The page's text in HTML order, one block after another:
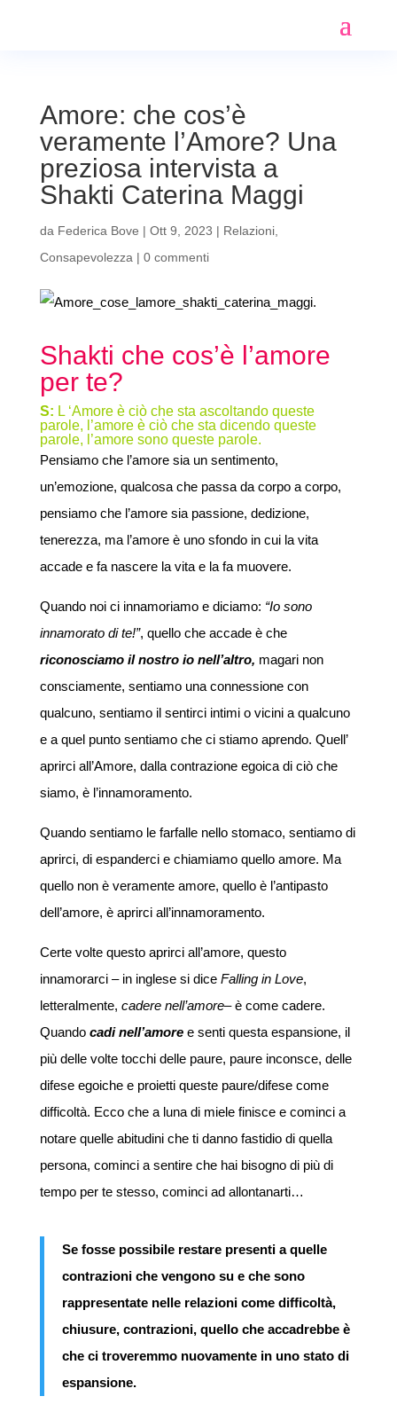
Amore: che cos’è
veramente l’Amore? Una
preziosa intervista a
Shakti Caterina Maggi
da Federica Bove | Ott 9, 2023 | Relazioni,
Consapevolezza | 0 commenti
Shakti che cos’è l’amore
per te?
S: L ‘Amore è ciò che sta ascoltando queste
parole, l’amore è ciò che sta dicendo queste
parole, l’amore sono queste parole.
Pensiamo che l’amore sia un sentimento,
un’emozione, qualcosa che passa da corpo a corpo,
pensiamo che l’amore sia passione, dedizione,
tenerezza, ma l’amore è uno sfondo in cui la vita
accade e fa nascere la vita e la fa muovere.
Quando noi ci innamoriamo e diciamo: “Io sono
innamorato di te!”, quello che accade è che
riconosciamo il nostro io nell’altro, magari non
consciamente, sentiamo una connessione con
qualcuno, sentiamo il sentirci intimi o vicini a qualcuno
e a quel punto sentiamo che ci stiamo aprendo. Quell’
aprirci all’Amore, dalla contrazione egoica di ciò che
siamo, è l’innamoramento.
Quando sentiamo le farfalle nello stomaco, sentiamo di
aprirci, di espanderci e chiamiamo quello amore. Ma
quello non è veramente amore, quello è l’antipasto
dell’amore, è aprirci all’innamoramento.
Certe volte questo aprirci all’amore, questo
innamorarci – in inglese si dice Falling in Love,
letteralmente, cadere nell’amore– è come cadere.
Quando cadi nell’amore e senti questa espansione, il
più delle volte tocchi delle paure, paure inconsce, delle
difese egoiche e proietti queste paure/difese come
difficoltà. Ecco che a luna di miele finisce e cominci a
notare quelle abitudini che ti danno fastidio di quella
persona, cominci a sentire che hai bisogno di più di
tempo per te stesso, cominci ad allontanarti…
Se fosse possibile restare presenti a quelle
contrazioni che vengono su e che sono
rappresentate nelle relazioni come difficoltà,
chiusure, contrazioni, quello che accadrebbe è
che ci troveremmo nuovamente in uno stato di
espansione.